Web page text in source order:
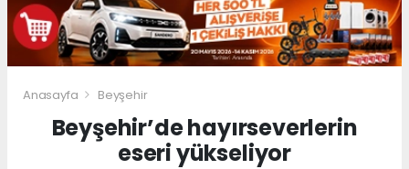
Anasayfa Beyşehir
Beyşehir’de hayırseverlerin
eseri yükseliyor